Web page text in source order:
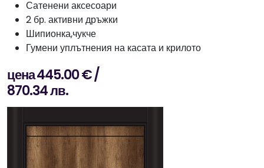
Сатенени аксесоари
2 бр. активни дръжки
Шипионка,чукче
Гумени уплътнения на касата и крилото
цена 445.00 € /
870.34 лв.